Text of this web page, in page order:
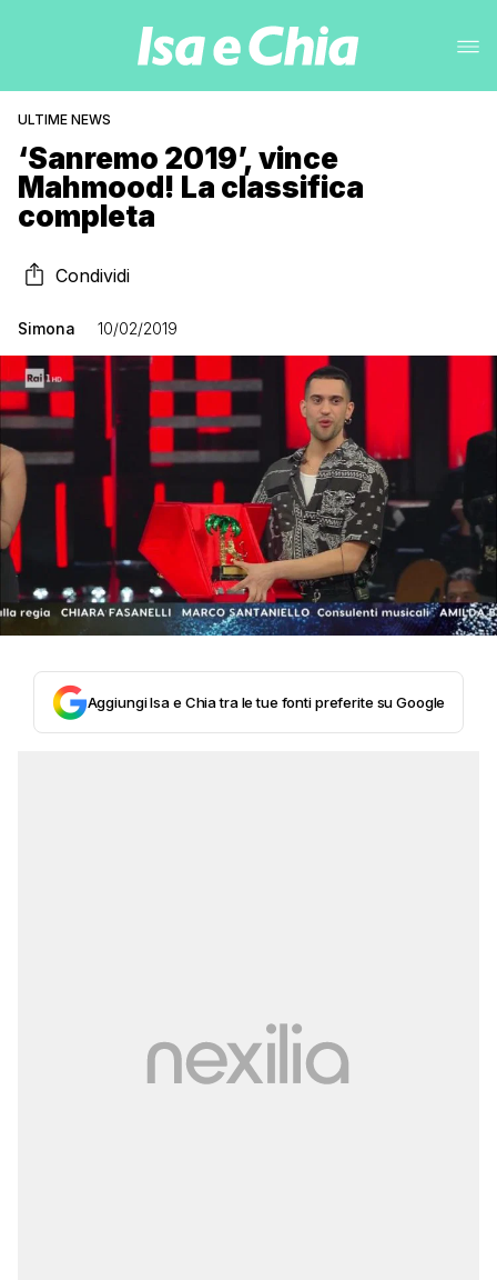
ULTIME NEWS
‘Sanremo 2019’, vince
Mahmood! La classifica
completa
Condividi
Simona 10/02/2019
Aggiungi Isa e Chia tra le tue fonti preferite su Google